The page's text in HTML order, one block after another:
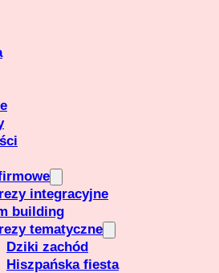
integracyjne
building
tematyczne
Dziki zachód
Hiszpańska fiesta